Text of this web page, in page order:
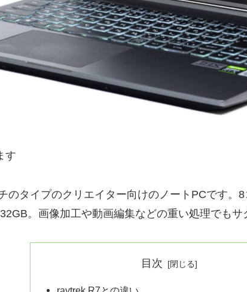
す
のタイプのクリエイター向けのノートPCです
。画像加工や動画編集などの重い処理でもサ
目次